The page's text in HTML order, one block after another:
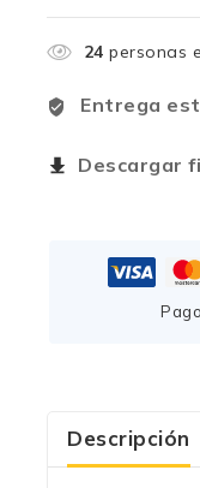
24 personas
Entrega
Descargar
Descripción